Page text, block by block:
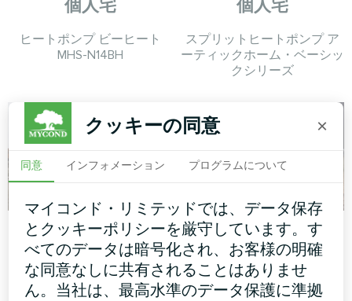
個人宅
ヒートポンプ ビーヒート
MHS-N14BH
個人宅
スプリットヒートポンプ ア
ーティックホーム・ベーシッ
クシリーズ
工場
モジュラーヒートポンプ
MCUシリーズ
個人宅
スプリットヒートポンプ
Hotstarシリーズ
クッキーの同意 ×
同意 インフォメーション プログラムについて
マイコンド・リミテッドでは、データ保存
とクッキーポリシーを厳守しています。す
べてのデータは暗号化され、お客様の明確
な同意なしに共有されることはありませ
ん。当社は、最高水準のデータ保護に準拠